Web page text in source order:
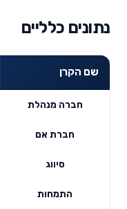
נתונים כלליים
שם הקרן
חברה מנהלת
חברת אם
סיווג
התמחות